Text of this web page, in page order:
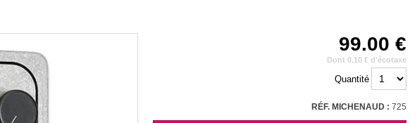
99.00
Dont 0.10 € d'écotaxe
Quantité
RÉF. MICHENAUD : 725